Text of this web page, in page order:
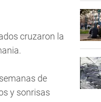
cruzaron la
de
y sonrisas